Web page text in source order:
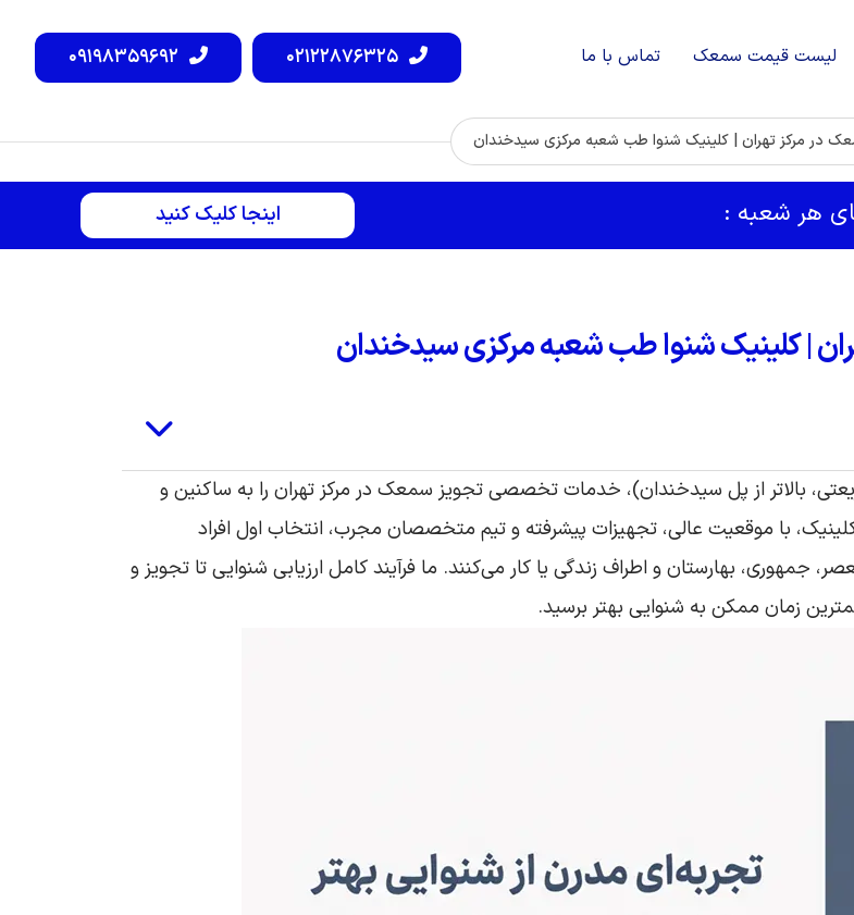
لیست قیمت سمعک تماس با ما ۰۹۱۹۸۳۵۹۶۹۲ ۰۲۱۲۲۸۷۶۳۲۵
در مرکز تهران | کلینیک شنوا طب شعبه مرکزی سیدخندان
هر شعبه : اینجا کلیک کنید
| کلینیک شنوا طب شعبه مرکزی سیدخندان
بالاتر از پل سیدخندان)، خدمات تخصصی تجویز سمعک در مرکز تهران را به ساکنین و
با موقعیت عالی، تجهیزات پیشرفته و تیم متخصصان مجرب، انتخاب اول افراد
جمهوری، بهارستان و اطراف زندگی یا کار می‌کنند. ما فرآیند کامل ارزیابی شنوایی تا تجویز و
زمان ممکن به شنوایی بهتر برسید.